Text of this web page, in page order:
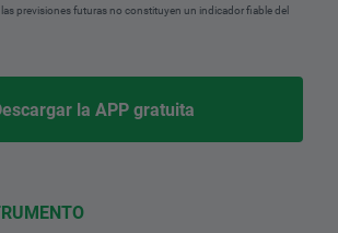
previsiones futuras no constituyen un indicador fiable del
la APP gratuita